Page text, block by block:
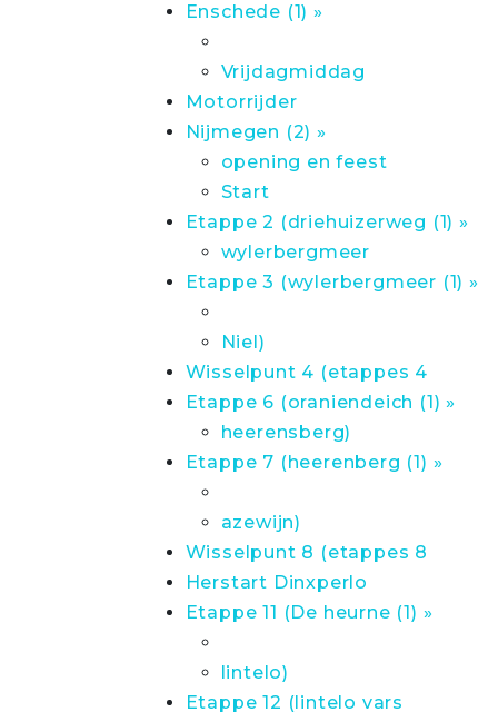
Enschede (1) »
Vrijdagmiddag
Motorrijder
Nijmegen (2) »
opening en feest
Start
Etappe 2 (driehuizerweg (1) »
wylerbergmeer
Etappe 3 (wylerbergmeer (1) »
Niel)
Wisselpunt 4 (etappes 4
Etappe 6 (oraniendeich (1) »
heerensberg)
Etappe 7 (heerenberg (1) »
azewijn)
Wisselpunt 8 (etappes 8
Herstart Dinxperlo
Etappe 11 (De heurne (1) »
lintelo)
Etappe 12 (lintelo vars